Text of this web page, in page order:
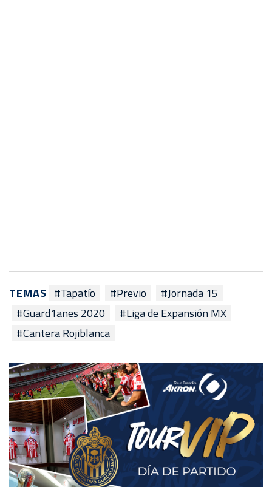
TEMAS #Tapatío #Previo
#Jornada 15
#Guard1anes 2020
#Liga de Expansión MX
#Cantera Rojiblanca